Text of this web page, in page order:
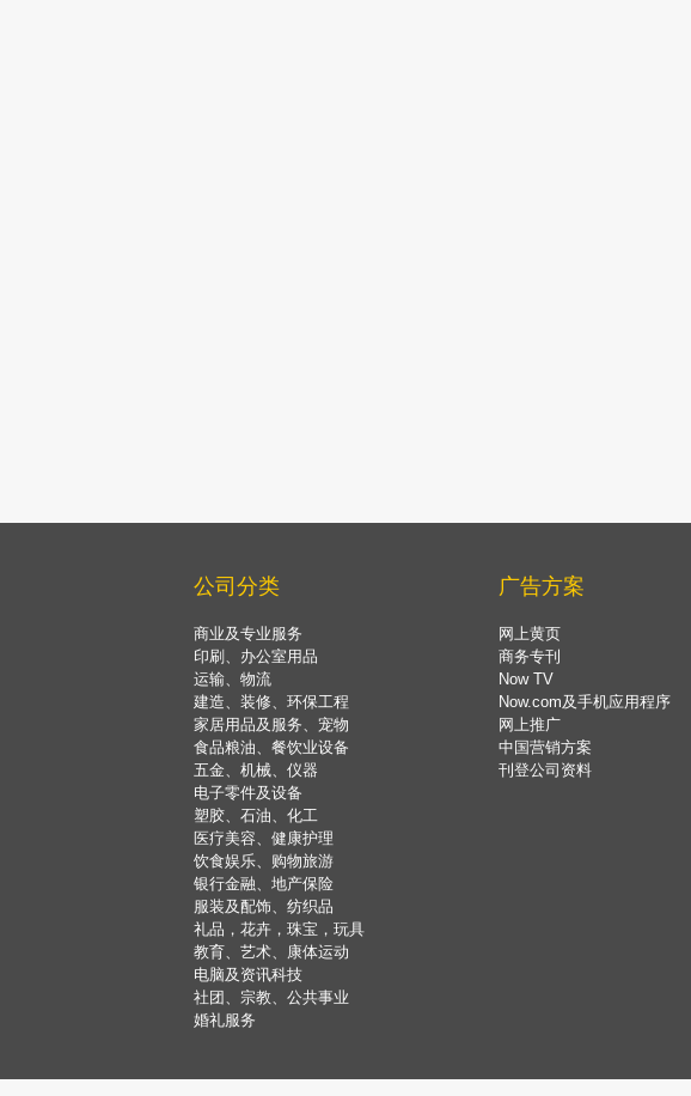
公司分类
商业及专业服务
印刷、办公室用品
运输、物流
建造、装修、环保工程
家居用品及服务、宠物
食品粮油、餐饮业设备
五金、机械、仪器
电子零件及设备
塑胶、石油、化工
医疗美容、健康护理
饮食娱乐、购物旅游
银行金融、地产保险
服装及配饰、纺织品
礼品，花卉，珠宝，玩具
教育、艺术、康体运动
电脑及资讯科技
社团、宗教、公共事业
婚礼服务
广告方案
网上黄页
商务专刊
Now TV
Now.com及手机应用程序
网上推广
中国营销方案
刊登公司资料